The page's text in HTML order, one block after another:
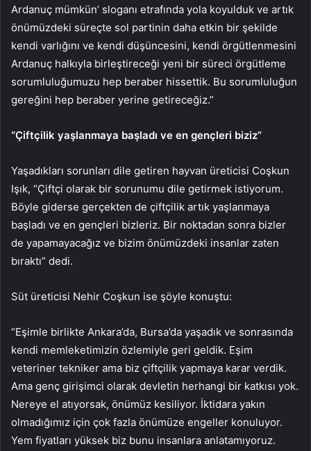
Ardanuç mümkün’ sloganı etrafında yola koyulduk ve artık
önümüzdeki süreçte sol partinin daha etkin bir şekilde
kendi varlığını ve kendi düşüncesini, kendi örgütlenmesini
Ardanuç halkıyla birleştireceği yeni bir süreci örgütleme
sorumluluğumuzu hep beraber hissettik. Bu sorumluluğun
gereğini hep beraber yerine getireceğiz.”
“Çiftçilik yaşlanmaya başladı ve en gençleri biziz”
Yaşadıkları sorunları dile getiren hayvan üreticisi Coşkun
Işık, “Çiftçi olarak bir sorunumu dile getirmek istiyorum.
Böyle giderse gerçekten de çiftçilik artık yaşlanmaya
başladı ve en gençleri bizleriz. Bir noktadan sonra bizler
de yapamayacağız ve bizim önümüzdeki insanlar zaten
bıraktı” dedi.
Süt üreticisi Nehir Coşkun ise şöyle konuştu:
“Eşimle birlikte Ankara’da, Bursa’da yaşadık ve sonrasında
kendi memleketimizin özlemiyle geri geldik. Eşim
veteriner tekniker ama biz çiftçilik yapmaya karar verdik.
Ama genç girişimci olarak devletin herhangi bir katkısı yok.
Nereye el atıyorsak, önümüz kesiliyor. İktidara yakın
olmadığımız için çok fazla önümüze engeller konuluyor.
Yem fiyatları yüksek biz bunu insanlara anlatamıyoruz.